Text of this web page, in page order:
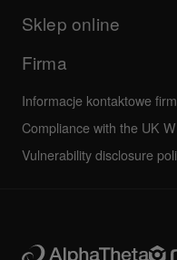
Najczęściej zadawane
Forum społeczności
Sklep online
Firma
Informacje kontaktowe
Compliance with the UK
Vulnerability disclosure